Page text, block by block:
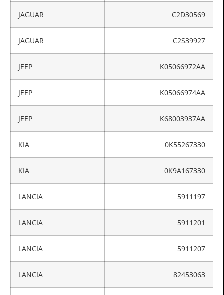
JAGUAR C2D30569
JAGUAR C2S39927
JEEP K05066972AA
JEEP K05066974AA
JEEP K68003937AA
KIA 0K55267330
KIA 0K9A167330
LANCIA 5911197
LANCIA 5911201
LANCIA 5911207
LANCIA 82453063